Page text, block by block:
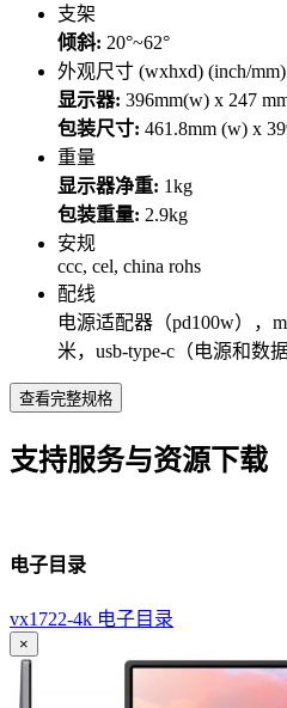
支架
倾斜: 20°~62°
外观尺寸 (wxhxd) (inch/mm)
显示器: 396mm(w) x 247
包装尺寸: 461.8mm (w) x
重量
显示器净重: 1kg
包装重量: 2.9kg
安规
ccc, cel, china rohs
配线
电源适配器（pd100w），
米，usb-type-c（电源和数
查看完整规格
支持服务与资源下载
电子目录
vx1722-4k 电子目录
×